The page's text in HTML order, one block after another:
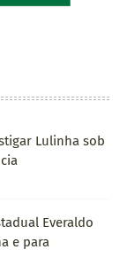
Lulinha sob
Everaldo
e para